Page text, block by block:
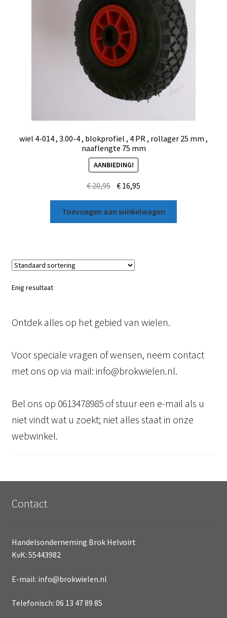
wiel 4-014 , 3.00-4 , blokprofiel , 4 PR , rollager 25 mm ,
naaflengte 75 mm
AANBIEDING!
€20,95 € 16,95
Toevoegen aan winkelwagen
Enig resultaat
Ontdek alles op het gebied van wielen.
Voor speciale vragen of wensen, neem contact
met ons op via mail: info@brokwielen.nl.
Bel ons op 0613478985 of stuur een e-mail als u
niet vindt wat u zoekt; niet alles staat in onze
webwinkel.
Contact
Handelsonderneming Brok Helvoirt
KvK: 55443982
E-mail: info@brokwielen.nl
Telefonisch: 06 13 47 89 85